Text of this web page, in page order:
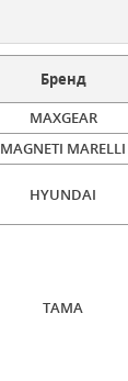
Бренд
MAXGEAR
MAGNETI MARELLI
HYUNDAI
TAMA